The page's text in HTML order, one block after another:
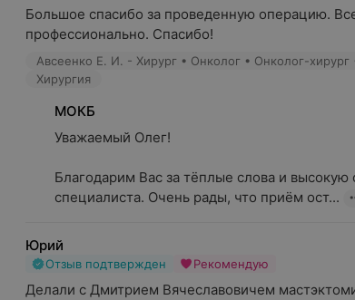
Большое спасибо за проведенную операцию.
профессионально. Спасибо!
Хирургия
МОКБ
Уважаемый Олег!
Благодарим Вас за тёплые слова и
специалиста. Очень рады, что приём ост...
Юрий
Отзыв подтвержден Рекомендую
Делали с Дмитрием Вячеславовичем